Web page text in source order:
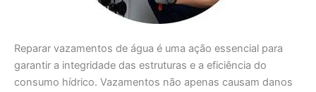
Reparar vazamentos de água é uma ação essencial para
garantir a integridade das estruturas e a eficiência do
consumo hídrico. Vazamentos não apenas causam danos